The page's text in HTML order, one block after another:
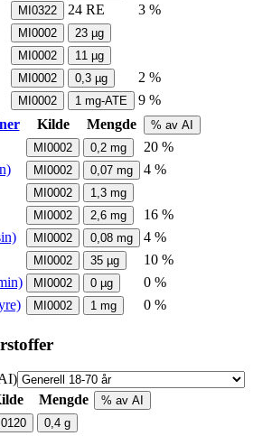
MI0322 24 RE
3 %
MI0002 23 µg
MI0002 11 µg
MI0002 0,3 µg
2 %
MI0002 1 mg-ATE
9 %
Kilde Mengde % av AI
MI0002 0,2 mg
20 %
MI0002 0,07 mg
4 %
MI0002 1,3 mg
MI0002 2,6 mg
16 %
MI0002 0,08 mg
4 %
MI0002 35 µg
10 %
MI0002 0 µg
0 %
MI0002 1 mg 0 %
Mengde % av AI
0,4 g